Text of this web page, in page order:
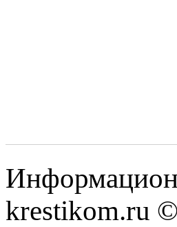
krestikom.ru ©